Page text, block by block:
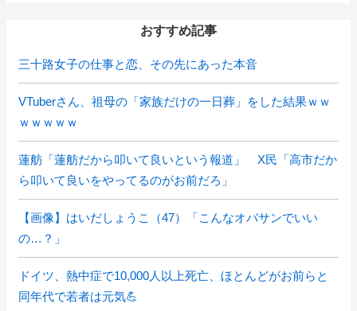
おすすめ記事
三十路女子の仕事と恋、その先にあった本音
VTuberさん、祖母の「家族だけの一日葬」をした結果ｗｗ
ｗｗｗｗｗ
蓮舫「蓮舫だから叩いて良いという報道」 X民「高市だか
ら叩いて良いをやってるのがお前だろ」
【画像】はいだしょうこ（47）「こんなオバサンでいい
の…？」
ドイツ、熱中症で10,000人以上死亡、ほとんどがお前らと
同年代で若者は元気💪